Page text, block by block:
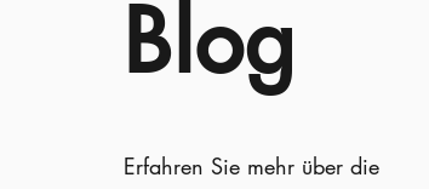
Blog
Erfahren Sie mehr über die